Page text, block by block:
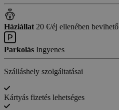
Háziállat 20 €/éj ellenében bevihető
Parkolás Ingyenes
Szálláshely szolgáltatásai
Kártyás fizetés lehetséges